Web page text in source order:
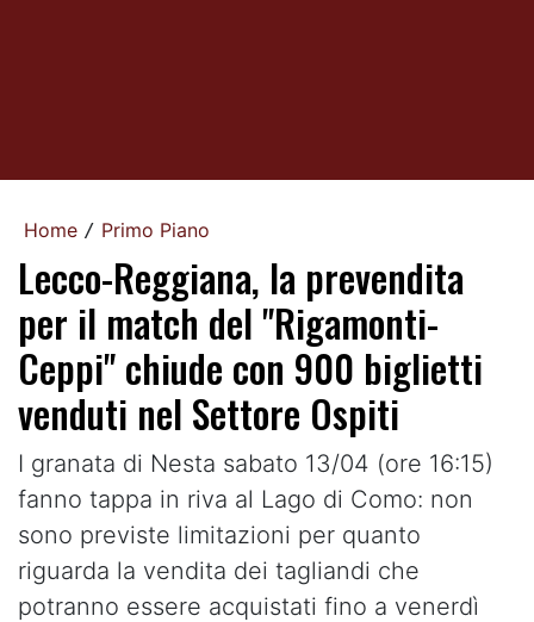
Home / Primo Piano
Lecco-Reggiana, la prevendita
per il match del "Rigamonti-
Ceppi" chiude con 900 biglietti
venduti nel Settore Ospiti
I granata di Nesta sabato 13/04 (ore 16:15)
fanno tappa in riva al Lago di Como: non
sono previste limitazioni per quanto
riguarda la vendita dei tagliandi che
potranno essere acquistati fino a venerdì